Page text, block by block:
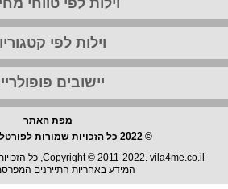
וילות לפי
יישובים
מפת האתר
© 2022 כל הזכויות שמורות לפורטל וילה בשבילי
Copyright © 2011-2022. vila4me.co.il, כל הזכויות שמורות לאתר וילה בשבילי
המידע באחריות התיירנים